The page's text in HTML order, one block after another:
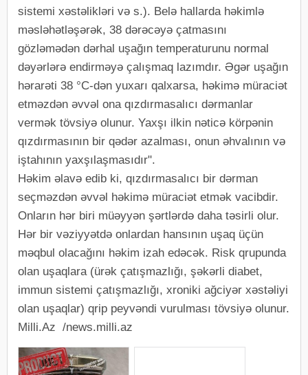
sistemi xəstəlikləri və s.). Belə hallarda həkimlə
məsləhətləşərək, 38 dərəcəyə çatmasını
gözləmədən dərhal uşağın temperaturunu normal
dəyərlərə endirməyə çalışmaq lazımdır. Əgər uşağın
hərarəti 38 °C-dən yuxarı qalxarsa, həkimə müraciət
etməzdən əvvəl ona qızdırmasalıcı dərmanlar
vermək tövsiyə olunur. Yaxşı ilkin nəticə körpənin
qızdırmasının bir qədər azalması, onun əhvalının və
iştahının yaxşılaşmasıdır".
Həkim əlavə edib ki, qızdırmasalıcı bir dərman
seçməzdən əvvəl həkimə müraciət etmək vacibdir.
Onların hər biri müəyyən şərtlərdə daha təsirli olur.
Hər bir vəziyyətdə onlardan hansının uşaq üçün
məqbul olacağını həkim izah edəcək. Risk qrupunda
olan uşaqlara (ürək çatışmazlığı, şəkərli diabet,
immun sistemi çatışmazlığı, xroniki ağciyər xəstəliyi
olan uşaqlar) qrip peyvəndi vurulması tövsiyə olunur.
Milli.Az /news.milli.az